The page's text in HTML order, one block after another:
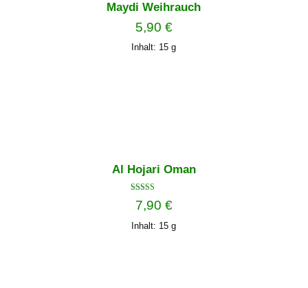
Maydi Weihrauch
5,90 €
Inhalt: 15g
Al Hojari Oman
Bewertet mit
5.00
7,90 €
Inhalt: 15g